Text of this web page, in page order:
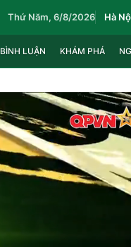
Thứ Năm, 6/8/2026 Hà
BÌNH LUẬN KHÁM PHÁ